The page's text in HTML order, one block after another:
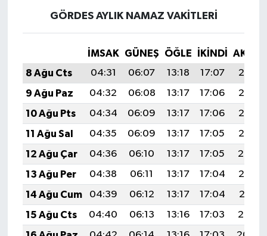
GÖRDES AYLIK NAMAZ VAKITLERI
İMSAK GÜNEŞ ÖĞLE İKINDI
8 Ağu Cts
04:31 06:07 13:18 17:07
20:18
9 Ağu Paz
04:32 06:08 13:17 17:06
20:17
10 Ağu Pts
04:34 06:09 13:17 17:06
20:16
11 Ağu Sal
04:35 06:09 13:17 17:05
20:15
12 Ağu Çar
04:36 06:10 13:17 17:05
20:14
13 Ağu Per
04:38 06:11 13:17 17:04
20:12
14 Ağu Cum
04:39 06:12 13:17 17:04
20:11
15 Ağu Cts
04:40 06:13 13:16 17:03
20:10